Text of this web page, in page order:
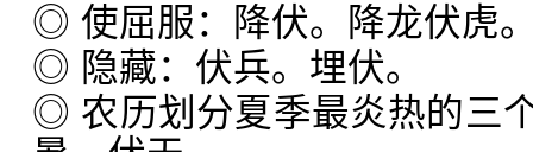
◎ 使屈服：降伏。降龙伏虎
◎ 隐藏：伏兵。埋伏。
◎ 农历划分夏季最炎热的三